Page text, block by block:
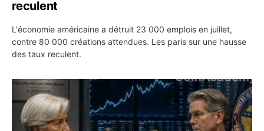
reculent
L'économie américaine a détruit 23 000 emplois en juillet,
contre 80 000 créations attendues. Les paris sur une hausse
des taux reculent.
Yen : Washington a vendu des euros sans prévenir la